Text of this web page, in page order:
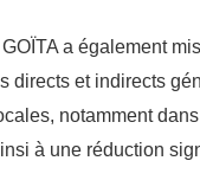
a également
directs et indirects
notamment
à une réduction